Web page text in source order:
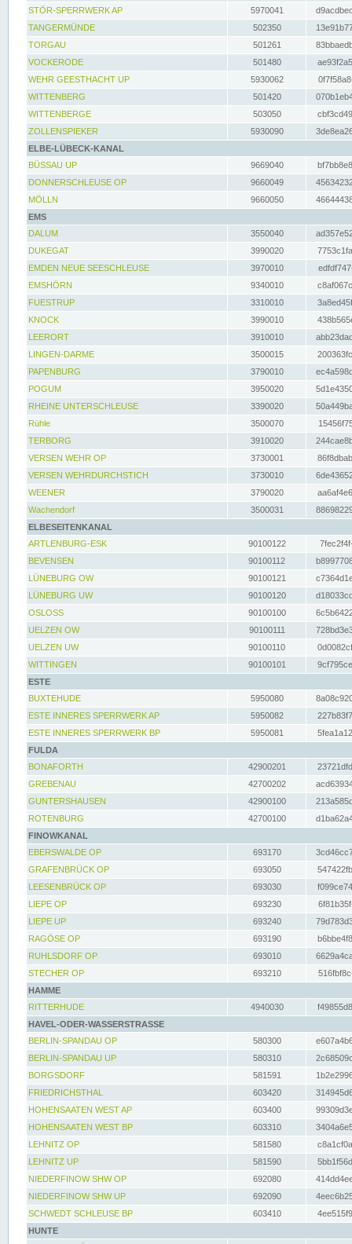
STÖR-SPERRWERK AP 5970041
TANGERMÜNDE
502350
TORGAU
501261
VOCKERODE
501480
WEHR GEESTHACHT UP
5930062
WITTENBERG
501420
WITTENBERGE
503050
ZOLLENSPIEKER
5930090
ELBE-LÜBECK-KANAL
BÜSSAU UP
9669040
DONNERSCHLEUSE OP
9660049
MÖLLN
9660050
EMS
DALUM
3550040
DUKEGAT
3990020
EMDEN NEUE SEESCHLEUSE
3970010
EMSHÖRN
9340010
FUESTRUP
3310010
KNOCK
3990010
LEERORT
3910010
LINGEN-DARME
3500015
PAPENBURG
3790010
POGUM
3950020
RHEINE UNTERSCHLEUSE
3390020
Rühle
3500070
TERBORG
3910020
VERSEN WEHR OP
3730001
VERSEN WEHRDURCHSTICH
3730010
WEENER
3790020
Wachendorf
3500031
ELBESEITENKANAL
ARTLENBURG-ESK
90100122
BEVENSEN
90100112
LÜNEBURG OW
90100121
LÜNEBURG UW
90100120
OSLOSS
90100100
UELZEN OW
90100111
UELZEN UW
90100110
WITTINGEN
90100101
ESTE
BUXTEHUDE
5950080
ESTE INNERES SPERRWERK AP
5950082
ESTE INNERES SPERRWERK BP
5950081
FULDA
BONAFORTH
42900201
GREBENAU
42700202
GUNTERSHAUSEN
42900100
ROTENBURG
42700100
FINOWKANAL
EBERSWALDE OP
693170
GRAFENBRÜCK OP
693050
LEESENBRÜCK OP
693030
LIEPE OP
693230
LIEPE UP
693240
RAGÖSE OP
693190
RUHLSDORF OP
693010
STECHER OP
693210
HAMME
RITTERHUDE
4940030
HAVEL-ODER-WASSERSTRASSE
BERLIN-SPANDAU OP
580300
BERLIN-SPANDAU UP
580310
BORGSDORF
581591
FRIEDRICHSTHAL
603420
HOHENSAATEN WEST AP
603400
HOHENSAATEN WEST BP
603310
LEHNITZ OP
581580
LEHNITZ UP
581590
NIEDERFINOW SHW OP
692080
NIEDERFINOW SHW UP
692090
SCHWEDT SCHLEUSE BP
603410
HUNTE